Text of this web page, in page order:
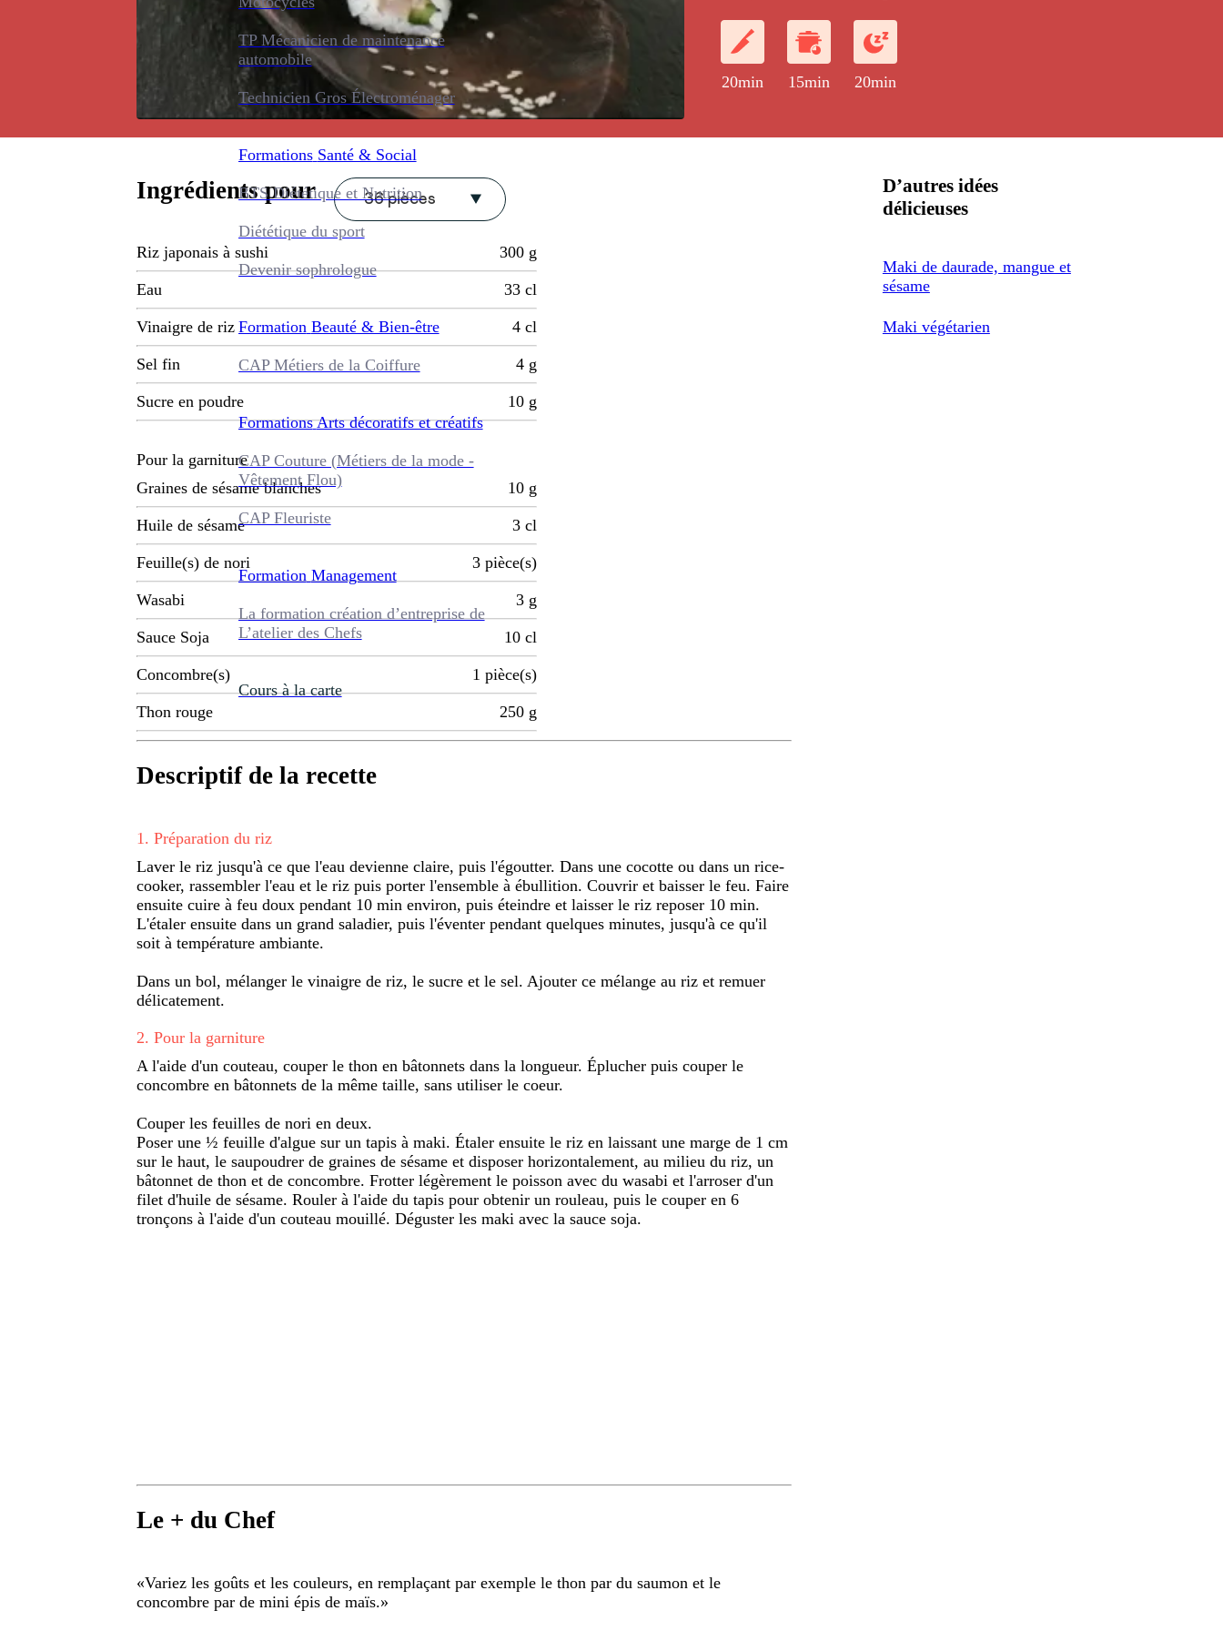
TP Mécanicien de maintenance
automobile
Technicien Gros Électroménager
Formations Santé & Social
BTS Diététique et Nutrition
Diététique du sport
Devenir sophrologue
Formation Beauté & Bien-être
CAP Métiers de la Coiffure
Formations Arts décoratifs et créatifs
CAP Couture (Métiers de la mode -
Vêtement Flou)
CAP Fleuriste
Formation Management
La formation création d’entreprise de
L’atelier des Chefs
Cours à la carte
20min 15min 20min
Ingrédients pour 36 pièces
Riz japonais à sushi 300 g
Eau 33 cl
Vinaigre de riz 4 cl
Sel fin 4 g
Sucre en poudre 10 g
Pour la garniture
Graines de sésame blanches
10 g
Huile de sésame 3 cl
Feuille(s) de nori 3 pièce(s)
Wasabi 3 g
Sauce Soja 10 cl
Concombre(s) 1 pièce(s)
Thon rouge 250 g
Descriptif de la recette
1 . Préparation du riz
Laver le riz jusqu'à ce que l'eau devienne claire, puis l'égoutter. Dans une cocotte ou dans un rice-
cooker, rassembler l'eau et le riz puis porter l'ensemble à ébullition. Couvrir et baisser le feu. Faire
ensuite cuire à feu doux pendant 10 min environ, puis éteindre et laisser le riz reposer 10 min.
L'étaler ensuite dans un grand saladier, puis l'éventer pendant quelques minutes, jusqu'à ce qu'il
soit à température ambiante.
Dans un bol, mélanger le vinaigre de riz, le sucre et le sel. Ajouter ce mélange au riz et remuer
délicatement.
2. Pour la garniture
A l'aide d'un couteau, couper le thon en bâtonnets dans la longueur. Éplucher puis couper le
concombre en bâtonnets de la même taille, sans utiliser le coeur.
Couper les feuilles de nori en deux.
Poser une ½ feuille d'algue sur un tapis à maki. Étaler ensuite le riz en laissant une marge de 1 cm
sur le haut, le saupoudrer de graines de sésame et disposer horizontalement, au milieu du riz, un
bâtonnet de thon et de concombre. Frotter légèrement le poisson avec du wasabi et l'arroser d'un
filet d'huile de sésame. Rouler à l'aide du tapis pour obtenir un rouleau, puis le couper en 6
tronçons à l'aide d'un couteau mouillé. Déguster les maki avec la sauce soja.
Le + du Chef
«Variez les goûts et les couleurs, en remplaçant par exemple le thon par du saumon et le
concombre par de mini épis de maïs.»
D’autres idées
délicieuses
Maki de daurade, mangue et
sésame
Maki végétarien